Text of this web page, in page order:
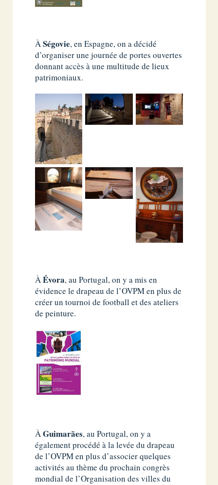
ÀSégovie, en Espagne, on a décidé
d’organiser une journée de portes ouvertes
donnant accès à une multitude de lieux
patrimoniaux.
ÀÉvora, au Portugal, on y a mis en
évidence le drapeau de l’OVPM en plus de
créer un tournoi de football et des ateliers
de peinture.
ÀGuimarães, au Portugal, on y a
également procédé à la levée du drapeau
de l’OVPM en plus d’associer quelques
activités au thème du prochain congrès
mondial de l’Organisation des villes du